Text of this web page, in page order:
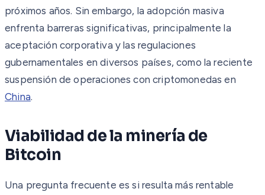
próximos años. Sin embargo, la adopción masiva
enfrenta barreras significativas, principalmente la
aceptación corporativa y las regulaciones
gubernamentales en diversos países, como la reciente
suspensión de operaciones con criptomonedas en
China.
Viabilidad de la minería de
Bitcoin
Una pregunta frecuente es si resulta más rentable